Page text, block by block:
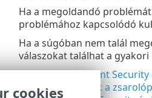
Ha a megoldandó
problémához kapcsolódó
Ha a súgóban nem talál
válaszokat találhat a
Az ESET Endpoint
Bevált eljárások a
cookies